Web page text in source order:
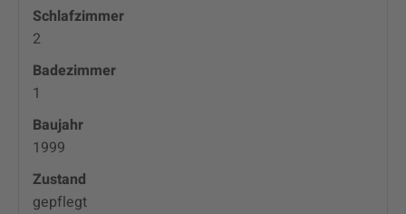
Schlafzimmer
2
Badezimmer
1
Baujahr
1999
Zustand
gepflegt